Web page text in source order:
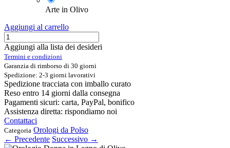
Arte in Olivo
Aggiungi al carrello
Aggiungi alla lista dei desideri
Termini e condizioni
Garanzia di rimborso di 30 giorni
Spedizione: 2-3 giorni lavorativi
Spedizione tracciata con imballo curato
Reso entro 14 giorni dalla consegna
Pagamenti sicuri: carta, PayPal, bonifico
Assistenza diretta: rispondiamo noi
Contattaci
Categoria Orologi da Polso
← Precedente Successivo →